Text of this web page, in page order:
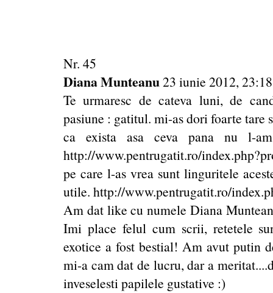
Nr. 45
Diana Munteanu23 iunie 2012, 23:18
Te urmaresc de cateva luni, de
pasiune : gatitul. mi-as dori foarte tare
ca exista asa ceva pana nu l-
http://www.pentrugatit.ro/
pe care l-as vrea sunt linguritele
utile. http://www.pentrugatit.ro/
Am dat like cu numele Diana
Imi place felul cum scrii, retetele
exotice a fost bestial! Am avut putin
mi-a cam dat de lucru, dar a
inveselesti papilele gustative :)